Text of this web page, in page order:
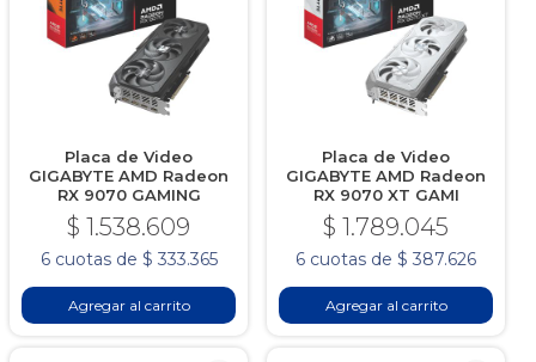
Placa de Video
GIGABYTE AMD Radeon
RX 9070 GAMING
$ 1.538.609
6 cuotas de $ 333.365
Agregar al carrito
Placa de Video
GIGABYTE AMD Radeon
RX 9070 XT GAMI
$ 1.789.045
6 cuotas de $ 387.626
Agregar al carrito